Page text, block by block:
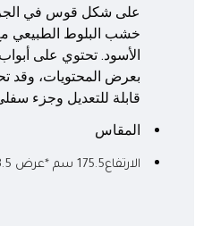
على شكل قوس في
خشب البلوط الطبيعي
الأسود. تحتوي على
بعرض المحتويات، وقد
قابلة للتعديل وجزء
المقاس
الارتفاع175.5 سم *عرض 43.5سم